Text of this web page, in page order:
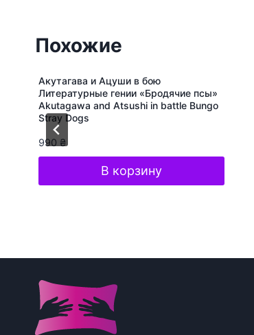
Похожие
Акутагава и Ацуши в бою
Литературные гении «Бродячие псы»
Akutagawa and Atsushi in battle Bungo
Stray Dogs
990 ₴
В корзину